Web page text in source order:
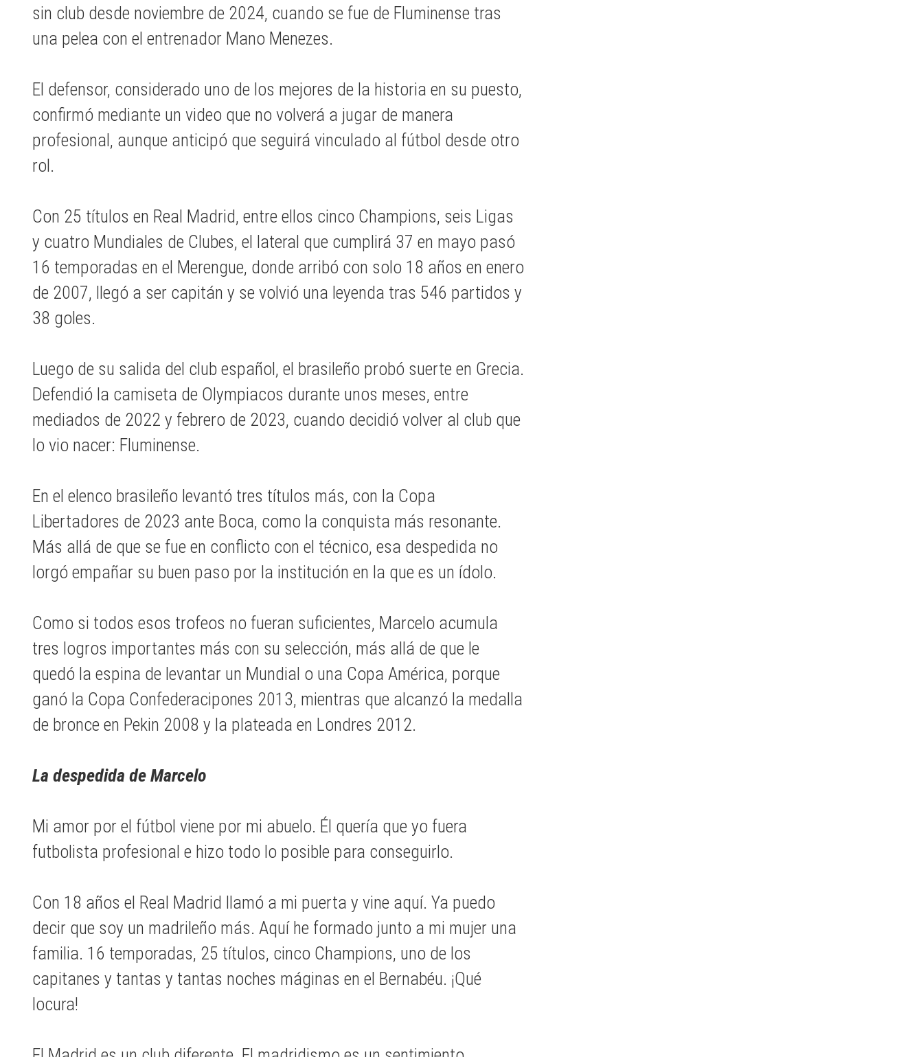
sin club desde noviembre de 2024, cuando se fue de Fluminense tras
una pelea con el entrenador Mano Menezes.
El defensor, considerado uno de los mejores de la historia en su puesto,
confirmó mediante un video que no volverá a jugar de manera
profesional, aunque anticipó que seguirá vinculado al fútbol desde otro
rol.
Con 25 títulos en Real Madrid, entre ellos cinco Champions, seis Ligas
y cuatro Mundiales de Clubes, el lateral que cumplirá 37 en mayo pasó
16 temporadas en el Merengue, donde arribó con solo 18 años en enero
de 2007, llegó a ser capitán y se volvió una leyenda tras 546 partidos y
38 goles.
Luego de su salida del club español, el brasileño probó suerte en Grecia.
Defendió la camiseta de Olympiacos durante unos meses, entre
mediados de 2022 y febrero de 2023, cuando decidió volver al club que
lo vio nacer: Fluminense.
En el elenco brasileño levantó tres títulos más, con la Copa
Libertadores de 2023 ante Boca, como la conquista más resonante.
Más allá de que se fue en conflicto con el técnico, esa despedida no
lorgó empañar su buen paso por la institución en la que es un ídolo.
Como si todos esos trofeos no fueran suficientes, Marcelo acumula
tres logros importantes más con su selección, más allá de que le
quedó la espina de levantar un Mundial o una Copa América, porque
ganó la Copa Confederacipones 2013, mientras que alcanzó la medalla
de bronce en Pekin 2008 y la plateada en Londres 2012.
La despedida de Marcelo
Mi amor por el fútbol viene por mi abuelo. Él quería que yo fuera
futbolista profesional e hizo todo lo posible para conseguirlo.
Con 18 años el Real Madrid llamó a mi puerta y vine aquí. Ya puedo
decir que soy un madrileño más. Aquí he formado junto a mi mujer una
familia. 16 temporadas, 25 títulos, cinco Champions, uno de los
capitanes y tantas y tantas noches máginas en el Bernabéu. ¡Qué
locura!